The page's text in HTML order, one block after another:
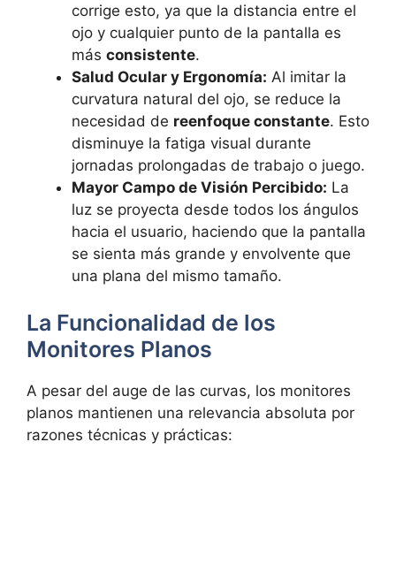
corrige esto, ya que la distancia entre el
ojo y cualquier punto de la pantalla es
más consistente.
Salud Ocular y Ergonomía: Al imitar la
curvatura natural del ojo, se reduce la
necesidad de reenfoque constante. Esto
disminuye la fatiga visual durante
jornadas prolongadas de trabajo o juego.
Mayor Campo de Visión Percibido: La
luz se proyecta desde todos los ángulos
hacia el usuario, haciendo que la pantalla
se sienta más grande y envolvente que
una plana del mismo tamaño.
La Funcionalidad de los
Monitores Planos
A pesar del auge de las curvas, los monitores
planos mantienen una relevancia absoluta por
razones técnicas y prácticas: